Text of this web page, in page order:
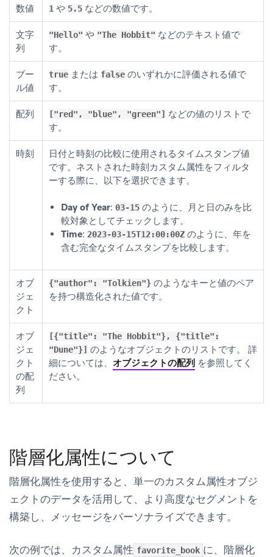
数値 1 や 5.5 などの数値です。
文字
列
"Hello" や "The Hobbit" などのテキスト値で
す。
ブー
ル値
true または false のいずれかに評価される値で
す。
配列 ["red", "blue", "green"] などの値のリストで
す。
時刻
日付と時刻の比較に使用されるタイムスタンプ値
です。ネストされた時刻カスタム属性をフィルタ
ーする際に、以下を選択できます。
Day of Year: 03-15 のように、月と日のみを比
較対象としてチェックします。
Time: 2023-03-15T12:00:00Z のように、年を
含む完全なタイムスタンプを比較します。
オブ
ジェ
クト
{"author": "Tolkien"} のようなキーと値のペア
を持つ構造化された値です。
オブ
ジェ
クト
の配
列
[{"title": "The Hobbit"}, {"title":
"Dune"}] のようなオブジェクトのリストです。 詳
細については、 オブジェクトの配列 を参照してく
ださい。
階層化属性について
階層化属性を使用すると、単一のカスタム属性オブジ
ェクトのデータを活用して、より高度なセグメントを
構築し、メッセージをパーソナライズできます。
次の例では、カスタム属性 favorite_book に、階層化